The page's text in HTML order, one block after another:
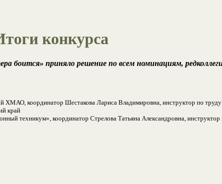
конкурса
боится» приняло решение по всем номинациям,
ХМАО, координатор Шестакова Лариса Владимировна, инструктор по
край
техникум», координатор Стрелова Татьяна Александровна,